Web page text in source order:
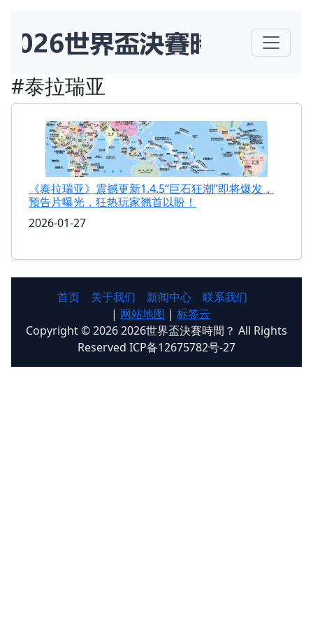
#泰拉瑞亚
《泰拉瑞亚》震撼更新1.4.5“巨石狂潮”即将爆发，
预告片曝光，狂热玩家翘首以盼！
2026-01-27
首页 关于我们 新闻中心
联系我们
| 网站地图 | 标签云
Copyright © 2026 2026世界盃決賽時間？ All Rights
Reserved ICP备12675782号-27